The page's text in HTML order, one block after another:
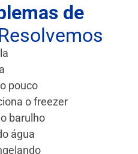
de
pouco
o freezer
barulho
água